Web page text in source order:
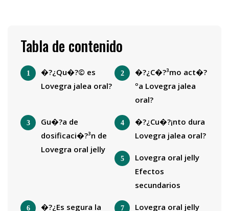
Tabla de contenido
�?¿Qu�?© es
Lovegra jalea oral?
�?¿C�?³mo act�?
ºa Lovegra jalea
oral?
Gu�?­a de
dosificaci�?³n de
Lovegra oral jelly
�?¿Cu�?¡nto dura
Lovegra jalea oral?
Lovegra oral jelly
Efectos
secundarios
�?¿Es segura la
Lovegra oral jelly